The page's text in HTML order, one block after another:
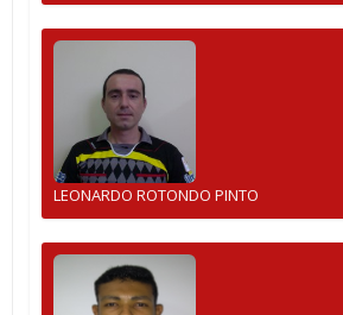
LEONARDO ROTONDO PINTO